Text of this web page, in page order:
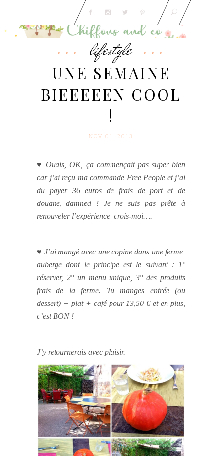
lifestyle
UNE SEMAINE
BIEEEEEN COOL
!
NOV 01. 2013
♥ Ouais, OK, ça commençait pas super bien
car j’ai reçu ma commande Free People et j’ai
du payer 36 euros de frais de port et de
douane, damned ! Je ne suis pas prête à
renouveler l’expérience, crois-moi….
♥ J’ai mangé avec une copine dans une ferme-
auberge dont le principe est le suivant : 1°
réserver, 2° un menu unique, 3° des produits
frais de la ferme. Tu manges entrée (ou
dessert) + plat + café pour 13,50 € et en plus,
c’est BON !
J’y retournerais avec plaisir.